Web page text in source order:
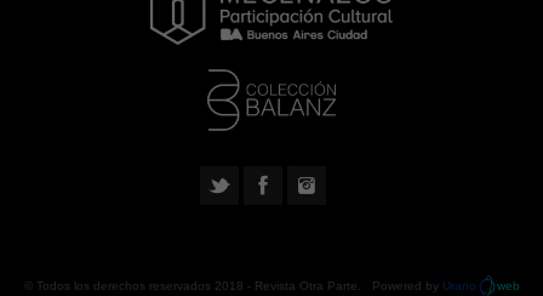
© Todos los derechos reservados 2018 - Revista Otra Parte . Powered by Urano web